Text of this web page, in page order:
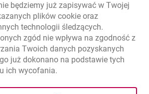
się w nowej karcie
cookies
Mapa stronyotwiera się w nowej karcie
będziemy już zapisywać w Twojej
plików cookie oraz
technologii śledzących.
zgód nie wpływa na zgodność z
Twoich danych pozyskanych
już dokonano na podstawie tych
ich wycofania.